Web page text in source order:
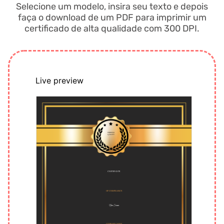
Selecione um modelo, insira seu texto e depois
faça o download de um PDF para imprimir um
certificado de alta qualidade com 300 DPI.